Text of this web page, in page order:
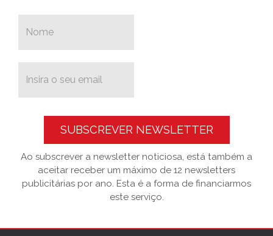
SUBSCREVER NEWSLETTER
Ao subscrever a newsletter noticiosa, está também a
aceitar receber um máximo de 12 newsletters
publicitárias por ano. Esta é a forma de financiarmos
este serviço.